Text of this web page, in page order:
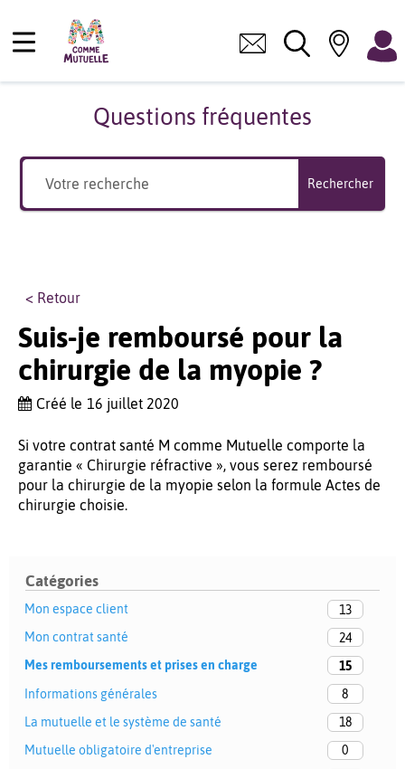
Questions fréquentes
Rechercher
Catégories
Mon espace client
13
Mon contrat santé
24
Mes remboursements et prises en charge
15
Informations générales
8
La mutuelle et le système de santé
18
Mutuelle obligatoire d'entreprise
0
< Retour
Suis-je remboursé pour la
chirurgie de la myopie ?
Créé le 16 juillet 2020
Si votre contrat santé M comme Mutuelle comporte la
garantie « Chirurgie réfractive », vous serez remboursé
pour la chirurgie de la myopie selon la formule Actes de
chirurgie choisie.